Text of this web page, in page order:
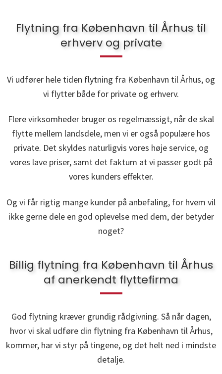
Flytning fra København til Århus til
erhverv og private
Vi udfører hele tiden flytning fra København til Århus, og
vi flytter både for private og erhverv.
Flere virksomheder bruger os regelmæssigt, når de skal
flytte mellem landsdele, men vi er også populære hos
private. Det skyldes naturligvis vores høje service, og
vores lave priser, samt det faktum at vi passer godt på
vores kunders effekter.
Og vi får rigtig mange kunder på anbefaling, for hvem vil
ikke gerne dele en god oplevelse med dem, der betyder
noget?
Billig flytning fra København til Århus
af anerkendt flyttefirma
God flytning kræver grundig rådgivning. Så når dagen,
hvor vi skal udføre din flytning fra København til Århus,
kommer, har vi styr på tingene, og det helt ned i mindste
detalje.